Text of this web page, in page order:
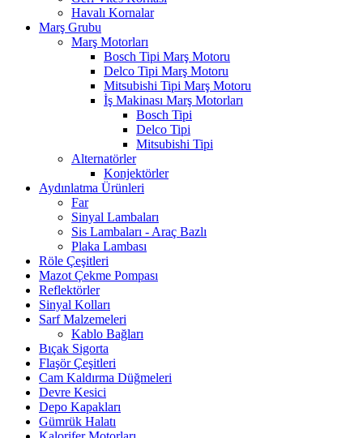
Havalı Kornalar
Marş Grubu
Marş Motorları
Bosch Tipi Marş Motoru
Delco Tipi Marş Motoru
Mitsubishi Tipi Marş Motoru
İş Makinası Marş Motorları
Bosch Tipi
Delco Tipi
Mitsubishi Tipi
Alternatörler
Konjektörler
Aydınlatma Ürünleri
Far
Sinyal Lambaları
Sis Lambaları - Araç Bazlı
Plaka Lambası
Röle Çeşitleri
Mazot Çekme Pompası
Reflektörler
Sinyal Kolları
Sarf Malzemeleri
Kablo Bağları
Bıçak Sigorta
Flaşör Çeşitleri
Cam Kaldırma Düğmeleri
Devre Kesici
Depo Kapakları
Gümrük Halatı